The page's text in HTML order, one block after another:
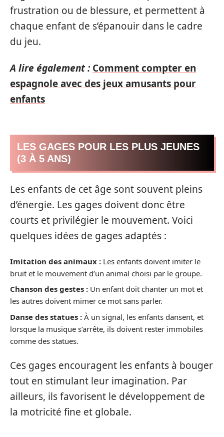
frustration ou de blessure, et permettent à
chaque enfant de s’épanouir dans le cadre
du jeu.
A lire également : Comment compter en
espagnole avec des jeux amusants pour
enfants
LES GAGES POUR LES PLUS JEUNES
(3 À 5 ANS)
Les enfants de cet âge sont souvent pleins
d’énergie. Les gages doivent donc être
courts et privilégier le mouvement. Voici
quelques idées de gages adaptés :
Imitation des animaux : Les enfants doivent imiter le
bruit et le mouvement d’un animal choisi par le groupe.
Chanson des gestes : Un enfant doit chanter un mot et
les autres doivent mimer ce mot sans parler.
Danse des statues : À un signal, les enfants dansent, et
lorsque la musique s’arrête, ils doivent rester immobiles
comme des statues.
Ces gages encouragent les enfants à bouger
tout en stimulant leur imagination. Par
ailleurs, ils favorisent le développement de
la motricité fine et globale.